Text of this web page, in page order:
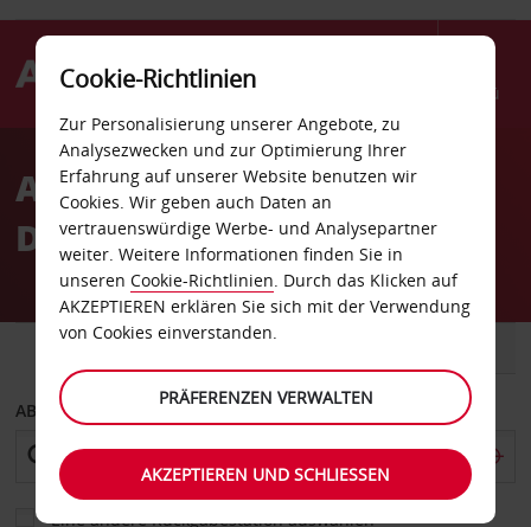
Menü
AvisAutovermietung South
Dakota
ABHOLEN VON
Eine andere Rückgabestation auswählen
Cookie-Richtlinien
Zur Personalisierung unserer Angebote, zu
Analysezwecken und zur Optimierung Ihrer
Erfahrung auf unserer Website benutzen wir
Cookies. Wir geben auch Daten an
vertrauenswürdige Werbe- und Analysepartner
weiter. Weitere Informationen finden Sie in
unseren Cookie-Richtlinien. Durch das Klicken auf
AKZEPTIEREN erklären Sie sich mit der Verwendung
von Cookies einverstanden.
PRÄFERENZEN VERWALTEN
AKZEPTIEREN UND SCHLIESSEN